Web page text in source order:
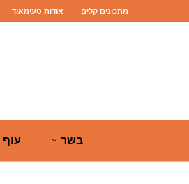
מתכונים קלים אודות טעימאוד
בשר עוף